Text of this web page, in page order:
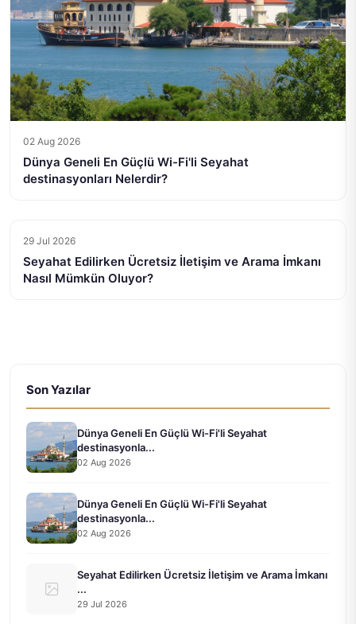
02 Aug 2026
Dünya Geneli En Güçlü Wi-Fi'li Seyahat
destinasyonları Nelerdir?
29 Jul 2026
Seyahat Edilirken Ücretsiz İletişim ve Arama İmkanı
Nasıl Mümkün Oluyor?
Son Yazılar
Dünya Geneli En Güçlü Wi-Fi'li Seyahat
destinasyonla...
02 Aug 2026
Dünya Geneli En Güçlü Wi-Fi'li Seyahat
destinasyonla...
02 Aug 2026
Seyahat Edilirken Ücretsiz İletişim ve Arama İmkanı
...
29 Jul 2026